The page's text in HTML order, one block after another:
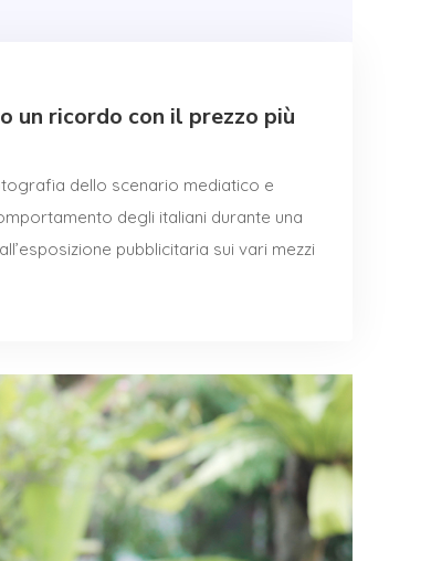
un ricordo con il prezzo più
dello scenario mediatico e
degli italiani durante una
pubblicitaria sui vari mezzi